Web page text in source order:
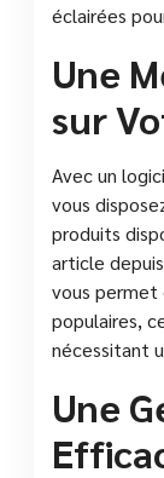
éclairées
Une
sur
Avec un
vous
produits
article
vous permet
populaires,
nécessitant
Une